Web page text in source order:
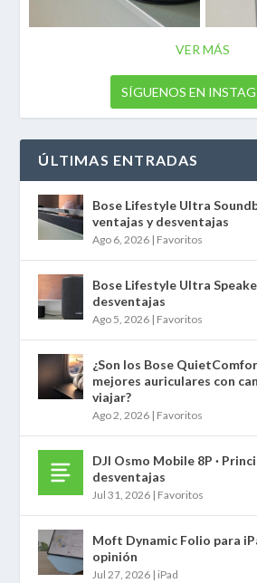
VER MÁS
SÍGUENOS EN
ÚLTIMAS ENTRADAS
Bose Lifestyle Ultra
ventajas y desventajas
Ago 6, 2026 | Favoritos
Bose Lifestyle Ultra
desventajas
Ago 5, 2026 | Favoritos
¿Son los Bose
mejores auriculares con
viajar?
Ago 2, 2026 | Favoritos
DJI Osmo Mobile 8P ·
desventajas
Jul 31, 2026 | Favoritos
Moft Dynamic Folio para
opinión
Jul 27, 2026 | iPad